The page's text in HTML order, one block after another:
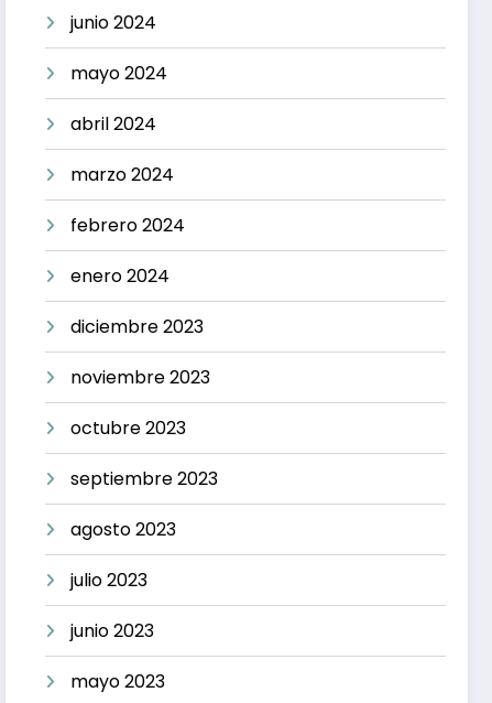
junio 2024
mayo 2024
abril 2024
marzo 2024
febrero 2024
enero 2024
diciembre 2023
noviembre 2023
octubre 2023
septiembre 2023
agosto 2023
julio 2023
junio 2023
mayo 2023